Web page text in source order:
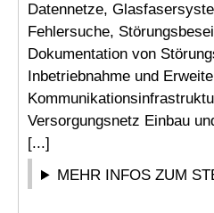
Datennetze,
Fehlersuche,
Dokumentation von
Inbetriebnahme und
Versorgungsnetz Einbau
[...]
MEHR INFOS ZUM